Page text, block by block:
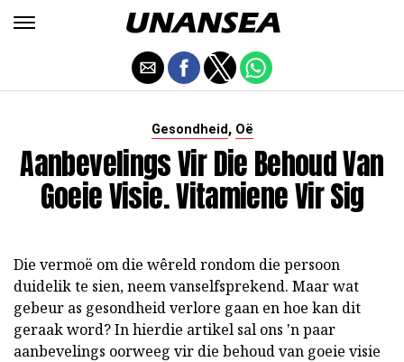
Gesondheid, Oë
Aanbevelings Vir Die Behoud Van
Goeie Visie. Vitamiene Vir Sig
Die vermoë om die wêreld rondom die persoon
duidelik te sien, neem vanselfsprekend. Maar wat
gebeur as gesondheid verlore gaan en hoe kan dit
geraak word? In hierdie artikel sal ons 'n paar
aanbevelings oorweeg vir die behoud van goeie visie